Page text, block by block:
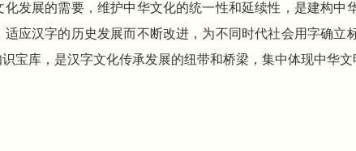
发展的需要，维护中华文化的统一性和延续性，是建构中
应汉字的历史发展而不断改进，为不同时代社会用字确立
宝库，是汉字文化传承发展的纽带和桥梁，集中体现中华文